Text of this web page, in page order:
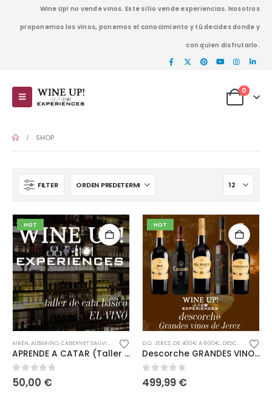
Wine Up! no vende vinos. Este sitio vende experiencias. Nosotros
proponemos los vinos, ponemos el conocimiento y tú decides donde y
con quien disfrutarlo.
0
SHOP
FILTER
HOT
AIRÉN,ALBARIÑO,CABERNET SAUVIGNON ,CHARDONNAY,COUPAGE - MULTIPLES VARIEDADES
APRENDE A CATAR (Taller de 4 horas)
0out of 5
50,00 €
HOT
D.O. JEREZ, DE 400€ A 600€, DESCORCHE ,
Descorche GRANDES VINOS DE JEREZ
0out of 5
499,99 €